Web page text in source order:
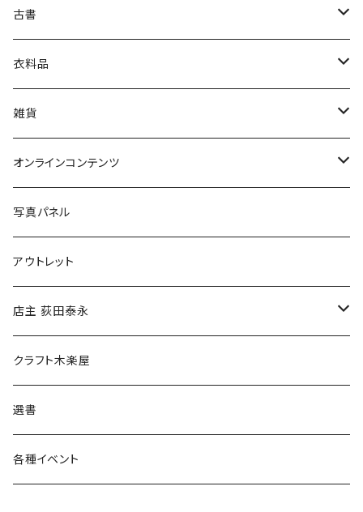
絵本・児童書
娯楽・エンターテインメント
古書
古書セット
美術
衣料品
POLEWARDS
Tシャツ
雑貨
バッグ
ブックカバー
マグカップ
傘
食料品
その他
オンラインコンテンツ
冒険クロストーク
写真パネル
アウトレット
店主 荻田泰永
書籍
ウェア
クラフト木楽屋
選書
各種イベント